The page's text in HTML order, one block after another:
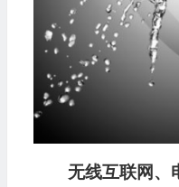
无线互联网、